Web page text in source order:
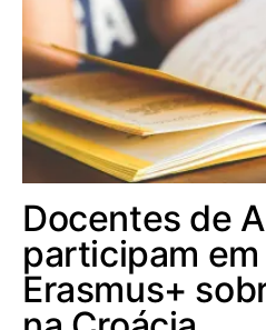
Docentes de
participam
Erasmus+